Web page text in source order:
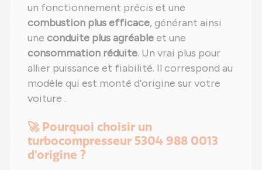
un fonctionnement précis et une
combustion plus efficace, générant ainsi
une conduite plus agréableet une
consommation réduite. Un vrai plus pour
allier puissance et fiabilité. Il correspond au
modèle qui est monté d'origine sur votre
voiture .
🚀 Pourquoi choisir un
turbocompresseur 5304 988 0013
d'origine ?